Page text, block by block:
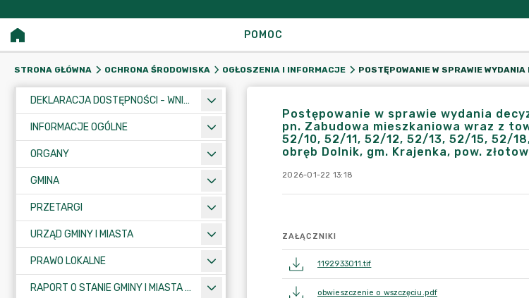
POMOC
STRONA GŁÓWNA OCHRONA ŚRODOWISKA OGŁOSZENIA I INFORMACJE
DEKLARACJA DOSTĘPNOŚCI - WNIOSEK
INFORMACJE OGÓLNE
ORGANY
GMINA
PRZETARGI
URZĄD GMINY I MIASTA
PRAWO LOKALNE
RAPORT O STANIE GMINY I MIASTA KRAJENKA
Postępowanie w sprawie wydania
pn. Zabudowa mieszkaniowa wraz z
52/10, 52/11, 52/12, 52/13, 52/15, 52/
obręb Dolnik, gm. Krajenka, pow.
2026-01-22 13:18
ZAŁĄCZNIKI
1192933011.tif
obwieszczenie o wszczęciu.pdf